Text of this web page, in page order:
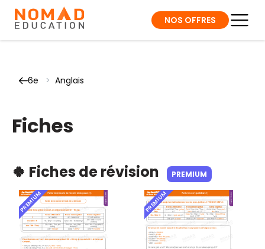
NOS OFFRES
6e > Anglais
Fiches
🍀 Fiches de révision PREMIUM
PREMIUM PREMIUM